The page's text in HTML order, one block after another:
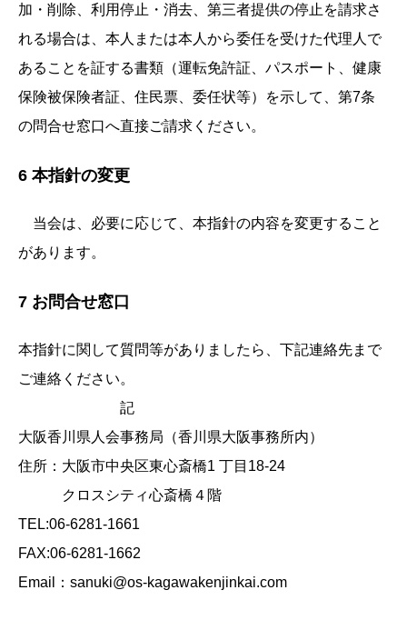
加・削除、利用停止・消去、第三者提供の停止を請求さ
れる場合は、本人または本人から委任を受けた代理人で
あることを証する書類（運転免許証、パスポート、健康
保険被保険者証、住民票、委任状等）を示して、第7条
の問合せ窓口へ直接ご請求ください。
6 本指針の変更
当会は、必要に応じて、本指針の内容を変更すること
があります。
7 お問合せ窓口
本指針に関して質問等がありましたら、下記連絡先まで
ご連絡ください。
記
大阪香川県人会事務局（香川県大阪事務所内）
住所：大阪市中央区東心斎橋1 丁目18-24
クロスシティ心斎橋４階
TEL:06-6281-1661
FAX:06-6281-1662
Email：sanuki@os-kagawakenjinkai.com